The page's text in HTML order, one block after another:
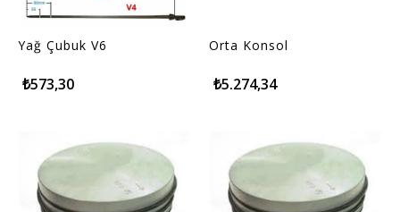
Yağ Çubuk V6
₺573,30
Orta Konsol
₺5.274,34